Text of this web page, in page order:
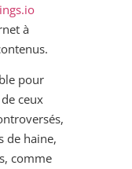
à
pour
ceux
de haine,
comme